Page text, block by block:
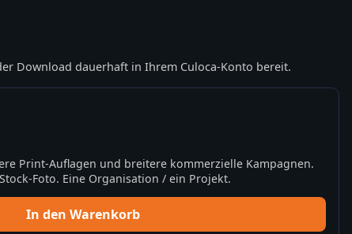
Download dauerhaft in Ihrem Culoca-Konto bereit.
Print-Auflagen und breitere kommerzielle Kampagnen.
Foto. Eine Organisation / ein Projekt.
In den Warenkorb